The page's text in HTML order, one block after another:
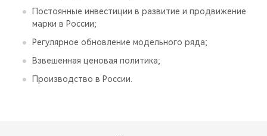
Постоянные инвестиции в развитие и продвижение
марки в России;
Регулярное обновление модельного ряда;
Взвешенная ценовая политика;
Производство в России.